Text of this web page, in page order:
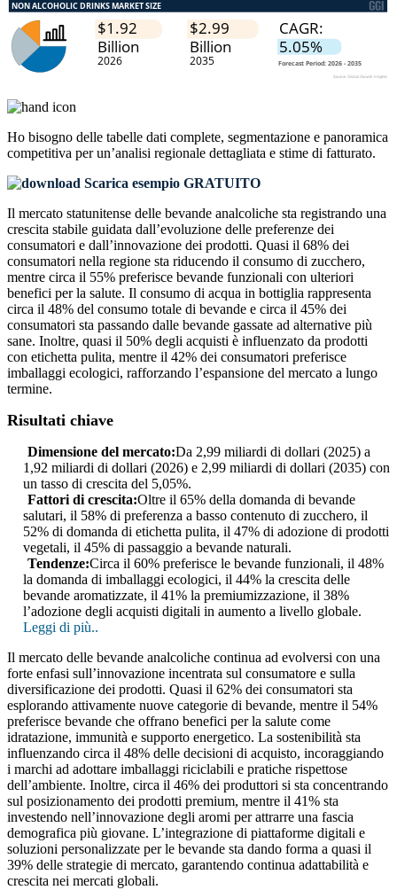
Ho bisogno delle tabelle dati complete, segmentazione e panoramica
competitiva per un’analisi regionale dettagliata e stime di fatturato.
Scarica esempio GRATUITO
Il mercato statunitense delle bevande analcoliche sta registrando una
crescita stabile guidata dall’evoluzione delle preferenze dei
consumatori e dall’innovazione dei prodotti. Quasi il 68% dei
consumatori nella regione sta riducendo il consumo di zucchero,
mentre circa il 55% preferisce bevande funzionali con ulteriori
benefici per la salute. Il consumo di acqua in bottiglia rappresenta
circa il 48% del consumo totale di bevande e circa il 45% dei
consumatori sta passando dalle bevande gassate ad alternative più
sane. Inoltre, quasi il 50% degli acquisti è influenzato da prodotti
con etichetta pulita, mentre il 42% dei consumatori preferisce
imballaggi ecologici, rafforzando l’espansione del mercato a lungo
termine.
Risultati chiave
Dimensione del mercato:Da 2,99 miliardi di dollari (2025) a
1,92 miliardi di dollari (2026) e 2,99 miliardi di dollari (2035) con
un tasso di crescita del 5,05%.
Fattori di crescita:Oltre il 65% della domanda di bevande
salutari, il 58% di preferenza a basso contenuto di zucchero, il
52% di domanda di etichetta pulita, il 47% di adozione di prodotti
vegetali, il 45% di passaggio a bevande naturali.
Tendenze:Circa il 60% preferisce le bevande funzionali, il 48%
la domanda di imballaggi ecologici, il 44% la crescita delle
bevande aromatizzate, il 41% la premiumizzazione, il 38%
l’adozione degli acquisti digitali in aumento a livello globale.
Leggi di più..
Il mercato delle bevande analcoliche continua ad evolversi con una
forte enfasi sull’innovazione incentrata sul consumatore e sulla
diversificazione dei prodotti. Quasi il 62% dei consumatori sta
esplorando attivamente nuove categorie di bevande, mentre il 54%
preferisce bevande che offrano benefici per la salute come
idratazione, immunità e supporto energetico. La sostenibilità sta
influenzando circa il 48% delle decisioni di acquisto, incoraggiando
i marchi ad adottare imballaggi riciclabili e pratiche rispettose
dell’ambiente. Inoltre, circa il 46% dei produttori si sta concentrando
sul posizionamento dei prodotti premium, mentre il 41% sta
investendo nell’innovazione degli aromi per attrarre una fascia
demografica più giovane. L’integrazione di piattaforme digitali e
soluzioni personalizzate per le bevande sta dando forma a quasi il
39% delle strategie di mercato, garantendo continua adattabilità e
crescita nei mercati globali.